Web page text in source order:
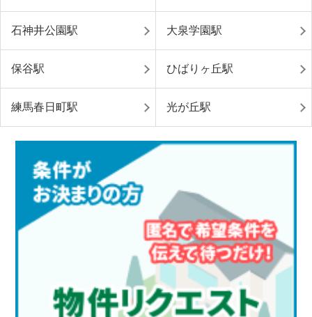
石神井公園駅 大泉学園駅
保谷駅 ひばりヶ丘駅
練馬春日町駅 光が丘駅